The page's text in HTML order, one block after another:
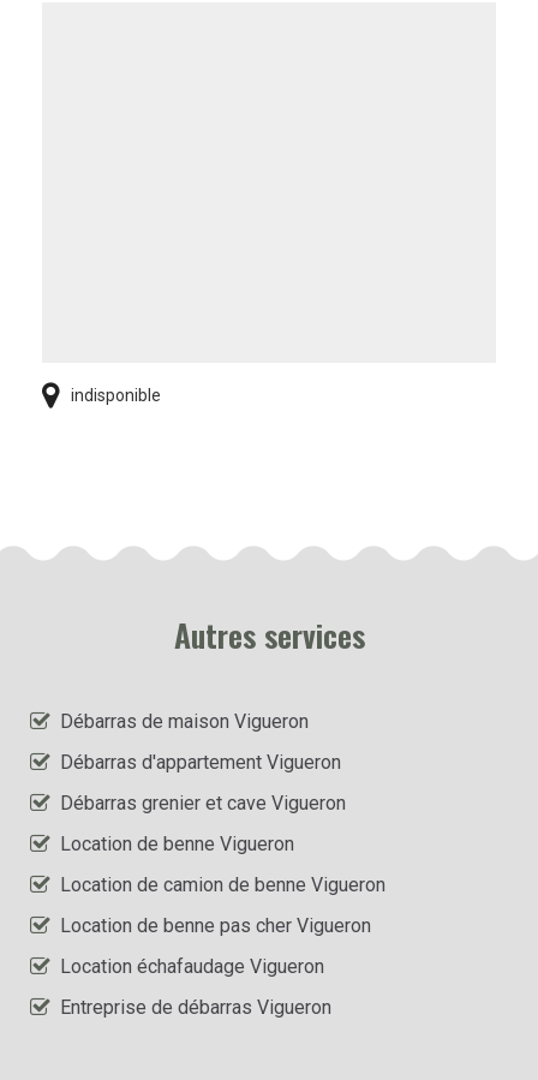
indisponible
Autres services
Débarras de maison Vigueron
Débarras d'appartement Vigueron
Débarras grenier et cave Vigueron
Location de benne Vigueron
Location de camion de benne Vigueron
Location de benne pas cher Vigueron
Location échafaudage Vigueron
Entreprise de débarras Vigueron